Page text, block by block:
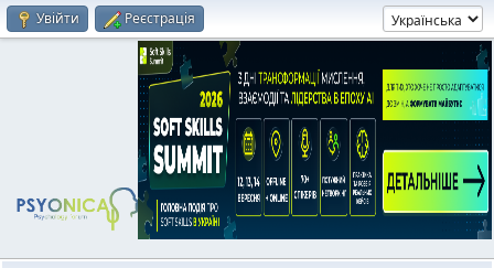
Увійти Реєстрація